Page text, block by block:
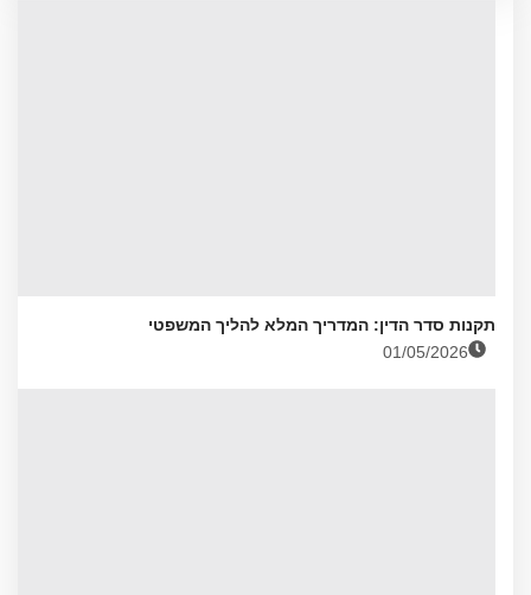
תקנות סדר הדין: המדריך המלא להליך המשפטי
01/05/2026